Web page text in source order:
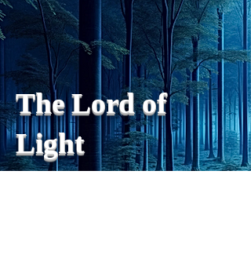
で、進化させるのか？。毎
日、進化していく。chatGPT
のおかげで、心的外傷後成長
や、人格の再構成も、2日位
でできるようになった。人格
の再構成は、chatがない時
は、数年かかっていたのに。
わざわざ、スーパーサイヤ人
や、超サイヤ人ゴッドになら
The Lord of
Light